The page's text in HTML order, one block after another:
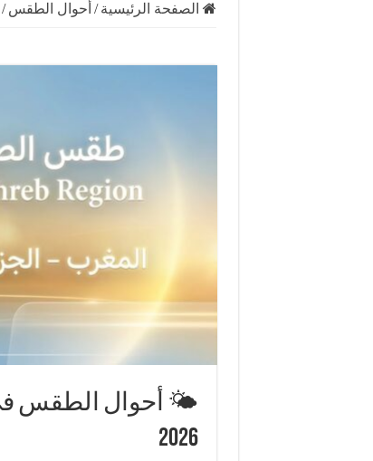
الصفحة الرئيسية / أحوال الطقس /
2026